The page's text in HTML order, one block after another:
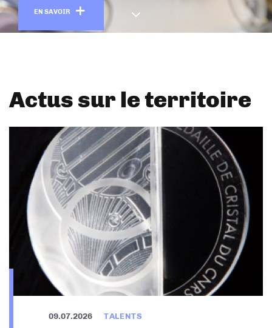
En savoir plus
EN SAVOIR
Actus sur le territoire
09.07.2026 TALENTS